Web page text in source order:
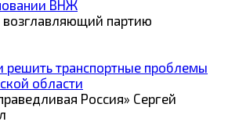
ВНЖ
партию
решить транспортные проблемы
области
Россия» Сергей